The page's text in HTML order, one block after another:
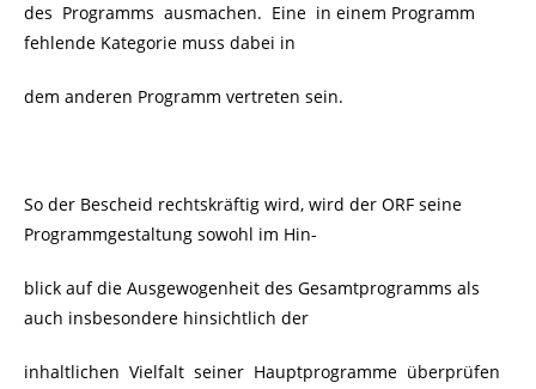
des Programms ausmachen. Eine in einem Programm
fehlende Kategorie muss dabei in
dem anderen Programm vertreten sein.
So der Bescheid rechtskräftig wird, wird der ORF seine
Programmgestaltung sowohl im Hin-
blick auf die Ausgewogenheit des Gesamtprogramms als
auch insbesondere hinsichtlich der
inhaltlichen Vielfalt seiner Hauptprogramme überprüfen